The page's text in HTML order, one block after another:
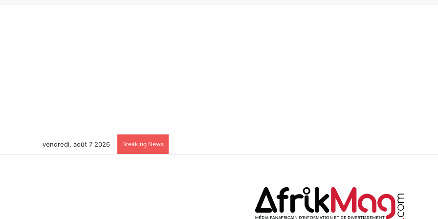
vendredi, août 7 2026 Breaking News